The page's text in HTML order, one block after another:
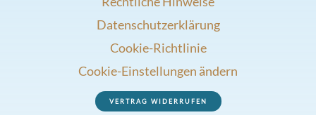
Datenschutzerklärung
Cookie-Richtlinie
Cookie-Einstellungen ändern
VERTRAG WIDERRUFEN